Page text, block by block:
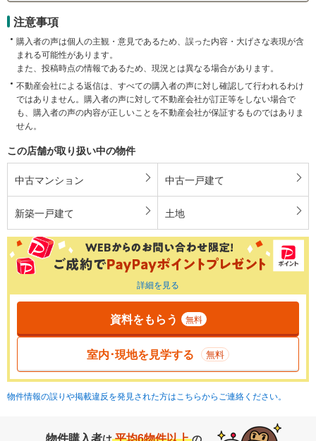
注意事項
購入者の声は個人の主観・意見であるため、誤った内容・大げさな表現が含
まれる可能性があります。
また、投稿時点の情報であるため、現況とは異なる場合があります。
不動産会社による返信は、すべての購入者の声に対し確認して行われるわけ
ではありません。購入者の声に対して不動産会社が訂正等をしない場合で
も、購入者の声の内容が正しいことを不動産会社が保証するものではありま
せん。
この店舗が取り扱い中の物件
中古マンション 中古一戸建て
新築一戸建て 土地
詳細を見る
資料をもらう 無料
室内･現地を見学する 無料
物件情報の誤りや掲載違反を発見された方はこちらからご連絡ください。
は の